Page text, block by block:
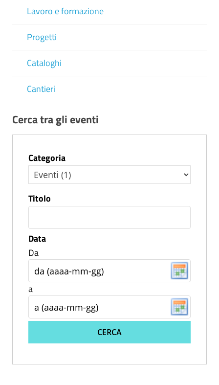
Lavoro e formazione
Progetti
Cataloghi
Cantieri
Cerca tra gli eventi
Categoria
Titolo
Data
Da
a
CERCA